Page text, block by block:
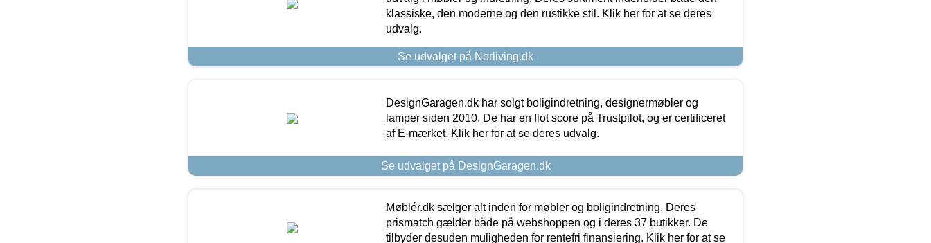
klassiske, den moderne og den rustikke stil. Klik her for at se deres
udvalg.
Se udvalget på Norliving.dk
DesignGaragen.dk har solgt boligindretning, designermøbler og
lamper siden 2010. De har en flot score på Trustpilot, og er certificeret
af E-mærket. Klik her for at se deres udvalg.
Se udvalget på DesignGaragen.dk
Møblér.dk sælger alt inden for møbler og boligindretning. Deres
prismatch gælder både på webshoppen og i deres 37 butikker. De
tilbyder desuden muligheden for rentefri finansiering. Klik her for at se